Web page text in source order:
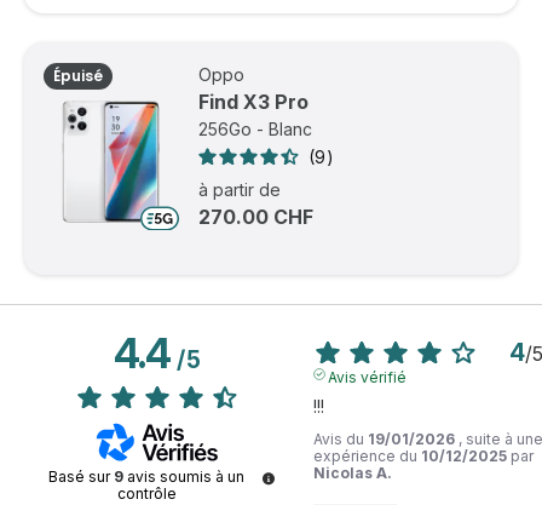
Épuisé Oppo
Find X3 Pro
256Go - Blanc
9
à partir de
270.00 CHF
4.4/5
Basé sur 9 avis soumis à un
contrôle
4/5
Avis vérifié
!!!
Avis du 19/01/2026 , suite à une
expérience du 10/12/2025 par
Nicolas A.